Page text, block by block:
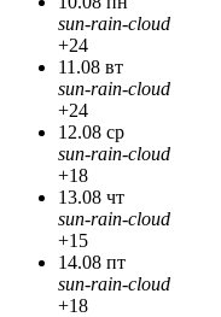
sun-rain-cloud
+24
11.08 вт
sun-rain-cloud
+24
12.08 ср
sun-rain-cloud
+18
13.08 чт
sun-rain-cloud
+15
14.08 пт
sun-rain-cloud
+18